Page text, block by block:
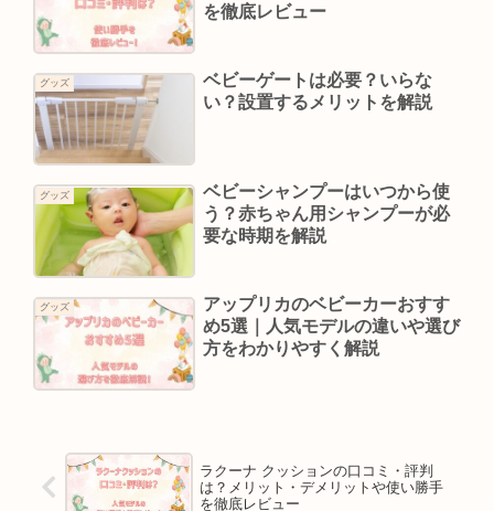
を徹底レビュー
グッズ
ベビーゲートは必要？いらな
い？設置するメリットを解説
グッズ
ベビーシャンプーはいつから使
う？赤ちゃん用シャンプーが必
要な時期を解説
グッズ
アップリカのベビーカーおすす
め5選｜人気モデルの違いや選び
方をわかりやすく解説
ラクーナ クッションの口コミ・評判
は？メリット・デメリットや使い勝手
を徹底レビュー